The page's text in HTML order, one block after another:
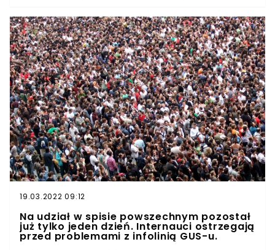
miesiąc do tego, by wypełnić formularz.- Obowiązkową
formą jest samospis internetowy - informuje na
rządowej stronie Główny Urząd Statystyczny. - Metoda
uzupełniająca to spis przez telefon, na infolinii spisowej
lub wywiad z rachmistrzem - dodaje GUS w oficjalnym
komunikacie.31 sierpnia 2021 roku mija jeden z terminów
wyznaczonych przez ustawodawcę. Tylko do
ostatniego dnia sierpnia przewidziano możliwość
zgłoszenia się do właściwego urzędu i poinformowanie,
iż samospis internetowy nie zostanie przeprowadzony.
19.03.2022 09:12
Na udział w spisie powszechnym pozostał
już tylko jeden dzień. Internauci ostrzegają
przed problemami z infolinią GUS-u.